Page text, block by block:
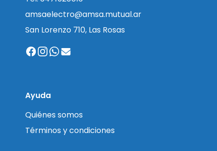
amsaelectro@amsa.mutual.ar
San Lorenzo 710, Las Rosas
Ayuda
Quiénes somos
Términos y condiciones